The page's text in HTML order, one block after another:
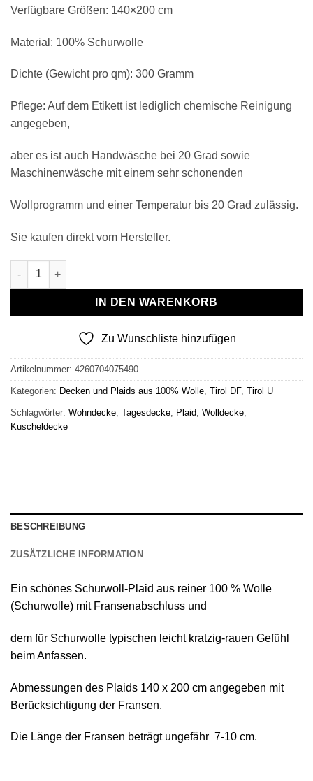
Verfügbare Größen: 140×200 cm
Material: 100% Schurwolle
Dichte (Gewicht pro qm): 300 Gramm
Pflege: Auf dem Etikett ist lediglich chemische Reinigung
angegeben,
aber es ist auch Handwäsche bei 20 Grad sowie
Maschinenwäsche mit einem sehr schonenden
Wollprogramm und einer Temperatur bis 20 Grad zulässig.
Sie kaufen direkt vom Hersteller.
Wollplaid & Wolldecke "Tirol U" dunkelrot Menge
IN DEN WARENKORB
Zu Wunschliste hinzufügen
Artikelnummer: 4260704075490
Kategorien: Decken und Plaids aus 100% Wolle, Tirol DF, Tirol U
Schlagwörter: Wohndecke, Tagesdecke, Plaid, Wolldecke,
Kuscheldecke
BESCHREIBUNG
ZUSÄTZLICHE INFORMATION
Ein schönes Schurwoll-Plaid aus reiner 100 % Wolle
(Schurwolle) mit Fransenabschluss und
dem für Schurwolle typischen leicht kratzig-rauen Gefühl
beim Anfassen.
Abmessungen des Plaids 140 х 200 cm angegeben mit
Berücksichtigung der Fransen.
Die Länge der Fransen beträgt ungefähr 7-10 cm.